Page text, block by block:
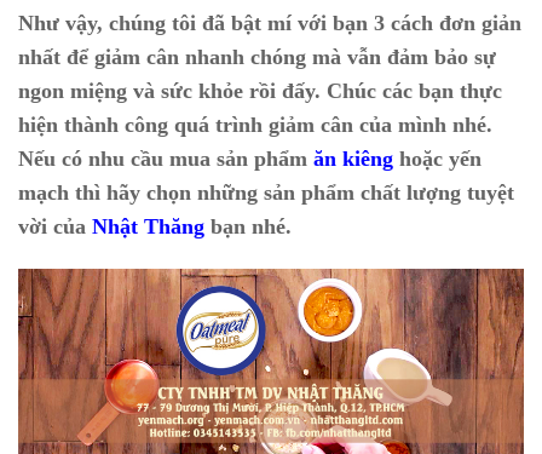
Như vậy, chúng tôi đã bật mí với bạn 3 cách đơn giản
nhất để giảm cân nhanh chóng mà vẫn đảm bảo sự
ngon miệng và sức khỏe rồi đấy. Chúc các bạn thực
hiện thành công quá trình giảm cân của mình nhé.
Nếu có nhu cầu mua sản phẩm ăn kiêng hoặc yến
mạch thì hãy chọn những sản phẩm chất lượng tuyệt
vời của Nhật Thăng bạn nhé.